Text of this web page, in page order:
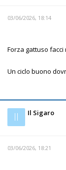
03/06/2026, 18:14
Forza gattuso facci
Un ciclo buono
Il Il Sigaro
03/06/2026, 18:21